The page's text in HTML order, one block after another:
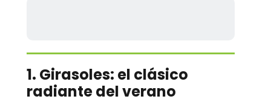
1. Girasoles: el clásico
radiante del verano